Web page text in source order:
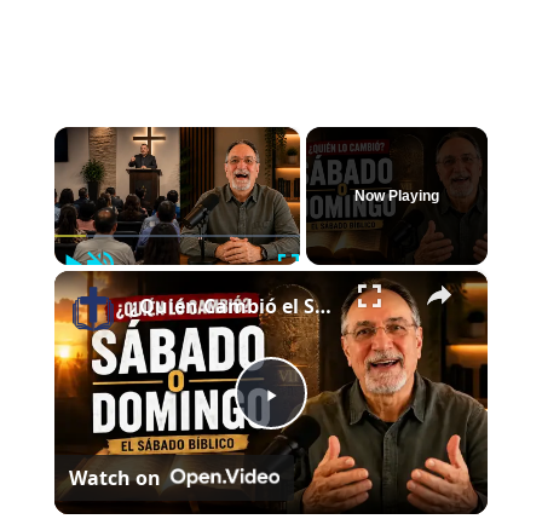
×
PlayUnmute Fullscreen
Now Playing
×
P
¿Quién Cambió el Sábado al Domingo? | El Sábado Bíblico
Watch on